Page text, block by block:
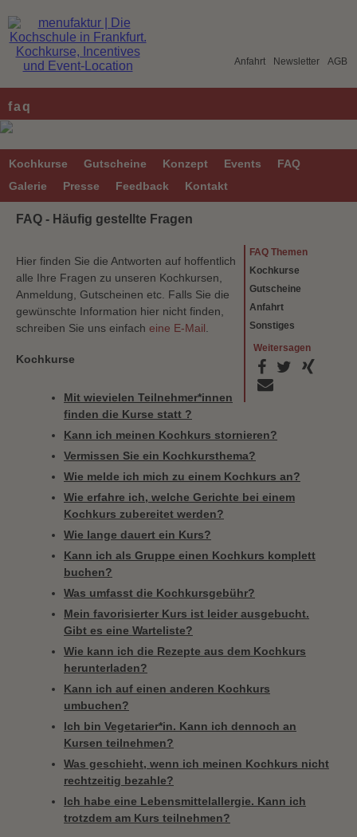
Anfahrt Newsletter AGB
faq
Kochkurse Gutscheine Konzept Events
FAQ
Galerie
Presse Feedback Kontakt
FAQ - Häufig gestellte Fragen
FAQ Themen
Kochkurse
Gutscheine
Anfahrt
Sonstiges
Weitersagen
Hier finden Sie die Antworten auf hoffentlich
alle Ihre Fragen zu unseren Kochkursen,
Anmeldung, Gutscheinen etc. Falls Sie die
gewünschte Information hier nicht finden,
schreiben Sie uns einfach eine E-Mail
Kochkurse
Mit wievielen Teilnehmer*innen
finden die Kurse statt ?
Kann ich meinen Kochkurs stornieren?
Vermissen Sie ein Kochkursthema?
Wie melde ich mich zu einem Kochkurs an?
Wie erfahre ich, welche Gerichte bei einem
Kochkurs zubereitet werden?
Wie lange dauert ein Kurs?
Kann ich als Gruppe einen Kochkurs komplett
buchen?
Was umfasst die Kochkursgebühr?
Mein favorisierter Kurs ist leider ausgebucht.
Gibt es eine Warteliste?
Wie kann ich die Rezepte aus dem Kochkurs
herunterladen?
Kann ich auf einen anderen Kochkurs
umbuchen?
Ich bin Vegetarier*in. Kann ich dennoch an
Kursen teilnehmen?
Was geschieht, wenn ich meinen Kochkurs nicht
rechtzeitig bezahle?
Ich habe eine Lebensmittelallergie. Kann ich
trotzdem am Kurs teilnehmen?